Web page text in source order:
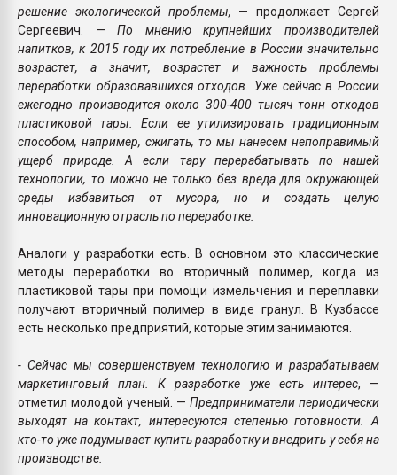
решение экологической проблемы, — продолжает Сергей
Сергеевич. —По мнению крупнейших производителей
напитков, к 2015 году их потребление в России значительно
возрастет, а значит, возрастет и важность проблемы
переработки образовавшихся отходов. Уже сейчас в России
ежегодно производится около 300-400 тысяч тонн отходов
пластиковой тары. Если ее утилизировать традиционным
способом, например, сжигать, то мы нанесем непоправимый
ущерб природе. А если тару перерабатывать по нашей
технологии, то можно не только без вреда для окружающей
среды избавиться от мусора, но и создать целую
инновационную отрасль по переработке.
Аналоги у разработки есть. В основном это классические
методы переработки во вторичный полимер, когда из
пластиковой тары при помощи измельчения и переплавки
получают вторичный полимер в виде гранул. В Кузбассе
есть несколько предприятий, которые этим занимаются.
- Сейчас мы совершенствуем технологию и разрабатываем
маркетинговый план. К разработке уже есть интерес, —
отметил молодой ученый. — Предприниматели периодически
выходят на контакт, интересуются степенью готовности. А
кто-то уже подумывает купить разработку и внедрить у себя на
производстве.